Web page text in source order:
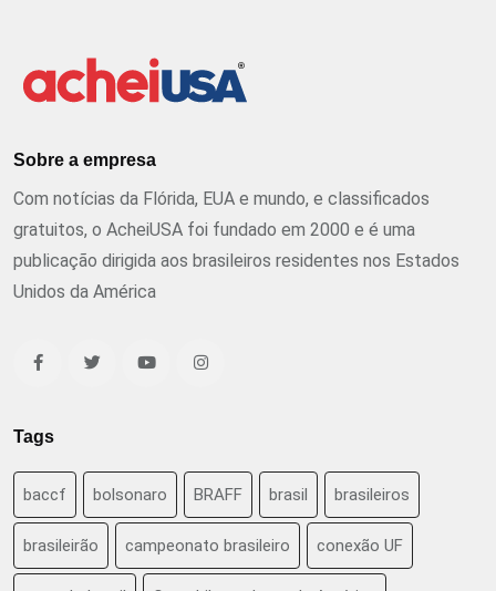
Sobre a empresa
Com notícias da Flórida, EUA e mundo, e classificados
gratuitos, o AcheiUSA foi fundado em 2000 e é uma
publicação dirigida aos brasileiros residentes nos Estados
Unidos da América
Tags
baccf bolsonaro BRAFF brasil brasileiros
brasileirão campeonato brasileiro conexão UF